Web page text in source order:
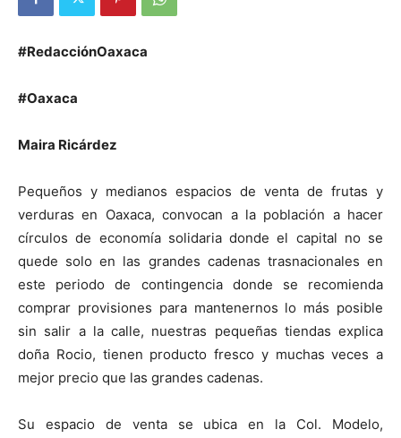
#RedacciónOaxaca
#Oaxaca
Maira Ricárdez
Pequeños y medianos espacios de venta de frutas y
verduras en Oaxaca, convocan a la población a hacer
círculos de economía solidaria donde el capital no se
quede solo en las grandes cadenas trasnacionales en
este periodo de contingencia donde se recomienda
comprar provisiones para mantenernos lo más posible
sin salir a la calle, nuestras pequeñas tiendas explica
doña Rocio, tienen producto fresco y muchas veces a
mejor precio que las grandes cadenas.
Su espacio de venta se ubica en la Col. Modelo,